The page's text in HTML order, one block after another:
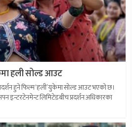
हली सोल्ड आउट
हुने फिल्म ‘हली’युकेमा सोल्ड आउट भएको छ।
इन्टरटेनमेन्ट लिमिटेडबीच प्रदर्शन अधिकारका